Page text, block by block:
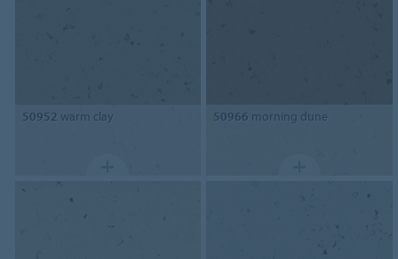
50952 warm clay 50966 morning dune